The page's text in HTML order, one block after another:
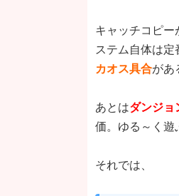
キャッチコピー
ステム自体は定
カオス具合があ
あとはダンジョ
価。ゆる～く遊
それでは、